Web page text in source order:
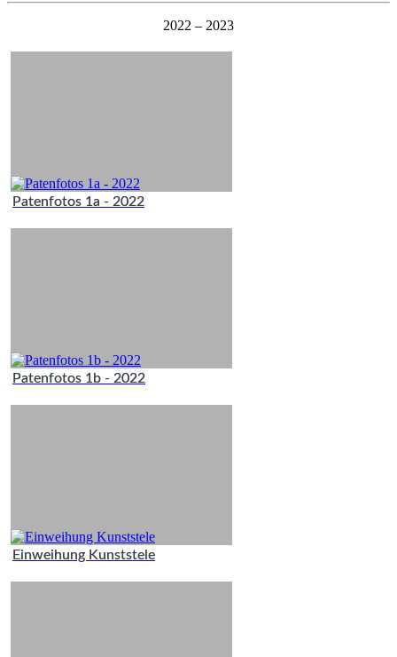
2022 – 2023
Patenfotos 1a - 2022
Patenfotos 1b - 2022
Einweihung Kunststele